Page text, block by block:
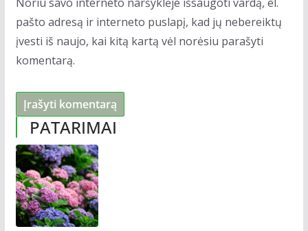
pašto adresą ir interneto puslapį, kad jų nebereiktų
įvesti iš naujo, kai kitą kartą vėl norėsiu parašyti
komentarą.
PATARIMAI